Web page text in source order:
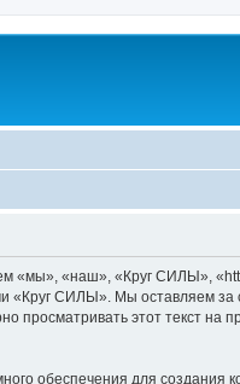
«наш», «Круг СИЛЫ»,
«Круг СИЛЫ». Мы оставляем
просматривать этот текст
обеспечения для создания